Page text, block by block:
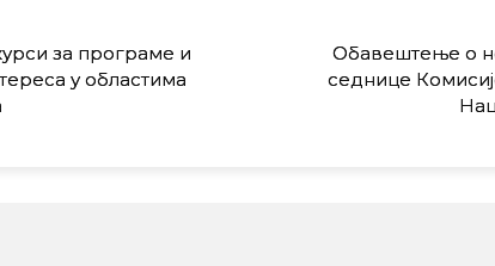
за програме и
у областима
Обавештење о
седнице